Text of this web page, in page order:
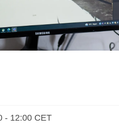
- 12:00 CET